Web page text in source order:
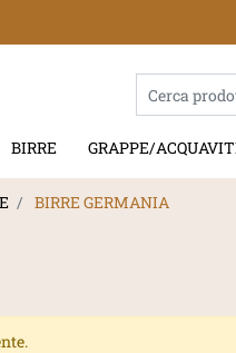
BIRRE GRAPPE/
La modifica
BIRRE GERMANIA